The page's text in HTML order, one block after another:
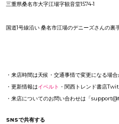
三重県桑名市大字江場字観音堂1574-1
国道1号線沿い 桑名市江場のデニーズさんの裏
・来店時間は天候・交通事情で変更になる場合
・更新情報はイベルト ・関西トレンド書店
・来店についてのお問い合わせは「
SNSで共有する